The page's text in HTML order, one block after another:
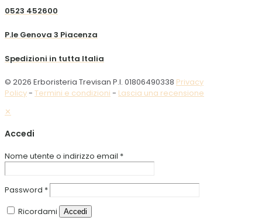
0523 452600
P.le Genova 3 Piacenza
Spedizioni in tutta Italia
© 2026 Erboristeria Trevisan P.I. 01806490338 Privacy
Policy- Termini e condizioni - Lascia una recensione
✕
Accedi
Nome utente o indirizzo email *
Password *
Ricordami
Accedi